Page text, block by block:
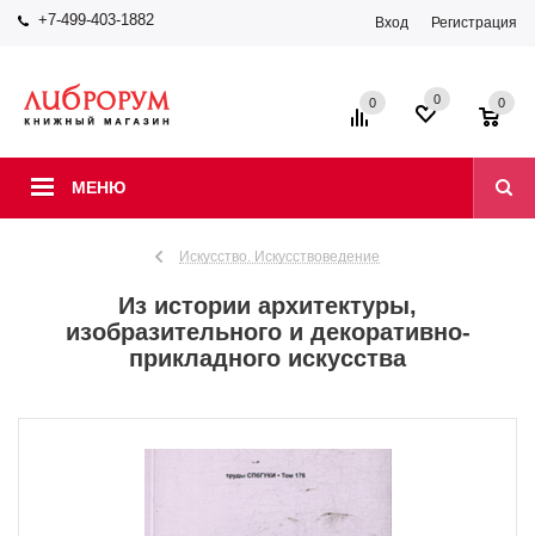
+7-499-403-1882 Вход Регистрация
МЕНЮ
0 0 0
Искусство. Искусствоведение
Из истории архитектуры,
изобразительного и декоративно-
прикладного искусства